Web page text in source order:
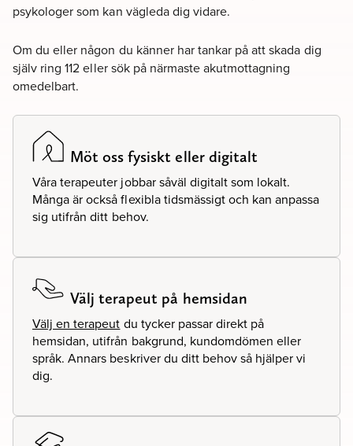
psykologer som kan vägleda dig vidare.
Om du eller någon du känner har tankar på att skada dig
själv ring 112 eller sök på närmaste akutmottagning
omedelbart.
Möt oss fysiskt eller digitalt
Våra terapeuter jobbar såväl digitalt som lokalt.
Många är också flexibla tidsmässigt och kan anpassa
sig utifrån ditt behov.
Välj terapeut på hemsidan
Välj en terapeut du tycker passar direkt på
hemsidan, utifrån bakgrund, kundomdömen eller
språk. Annars beskriver du ditt behov så hjälper vi
dig.